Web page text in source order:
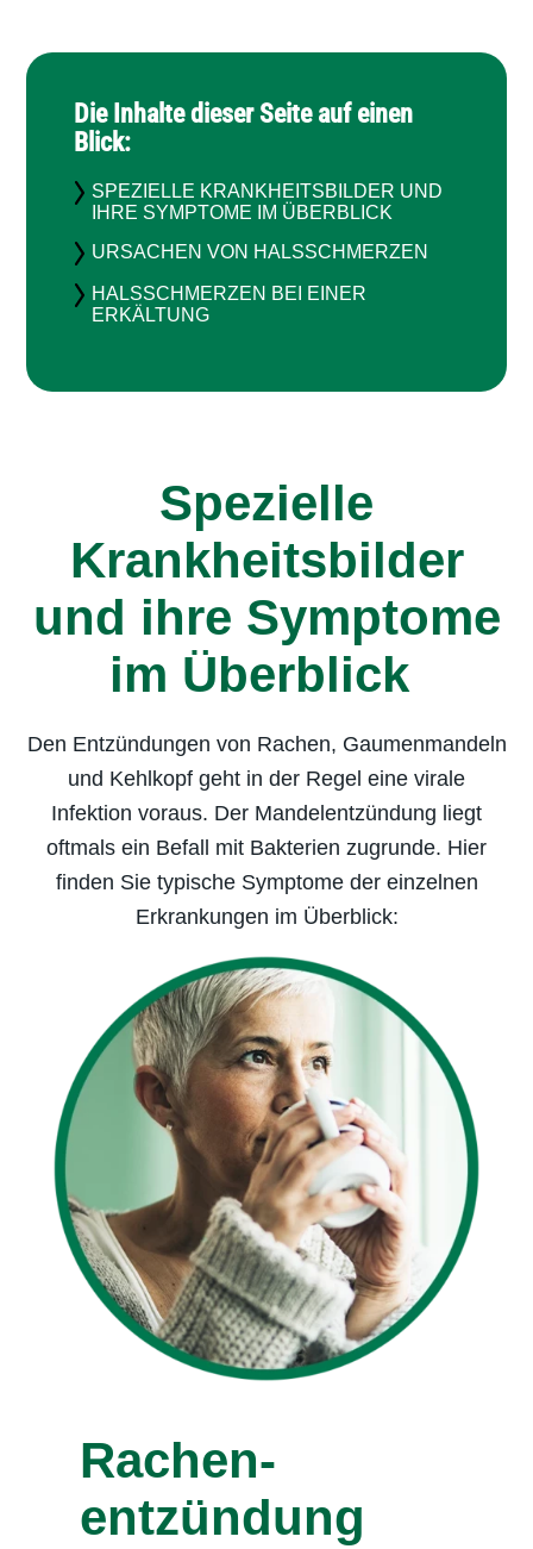
Die Inhalte dieser Seite auf einen
Blick:
SPEZIELLE KRANKHEITSBILDER UND
IHRE SYMPTOME IM ÜBERBLICK
URSACHEN VON HALSSCHMERZEN
HALSSCHMERZEN BEI EINER
ERKÄLTUNG
Spezielle
Krankheitsbilder
und ihre Symptome
im Überblick
Den Entzündungen von Rachen, Gaumenmandeln
und Kehlkopf geht in der Regel eine virale
Infektion voraus. Der Mandelentzündung liegt
oftmals ein Befall mit Bakterien zugrunde. Hier
finden Sie typische Symptome der einzelnen
Erkrankungen im Überblick:
Rachen­
entzündung